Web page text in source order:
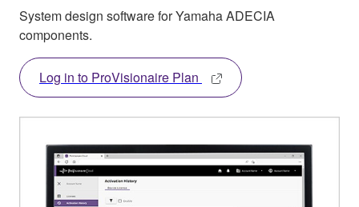
System design software for Yamaha ADECIA
components.
Log in to ProVisionaire Plan